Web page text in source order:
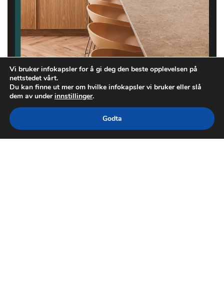
Vi bruker infokapsler for å gi deg den beste opplevelsen på
nettstedet vårt.
Du kan finne ut mer om hvilke infokapsler vi bruker eller slå
dem av underinnstillinger.
Godta